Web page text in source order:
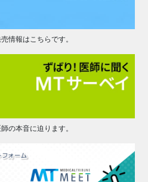
情報はこちらです。
の本音に迫ります。